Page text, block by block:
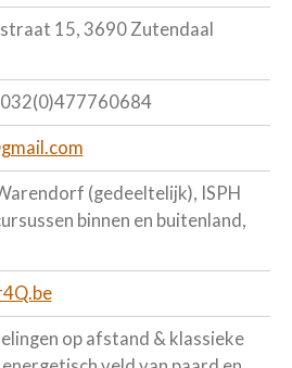
15, 3690 Zutendaal
(gedeeltelijk), ISPH
binnen en buitenland,
op afstand & klassieke